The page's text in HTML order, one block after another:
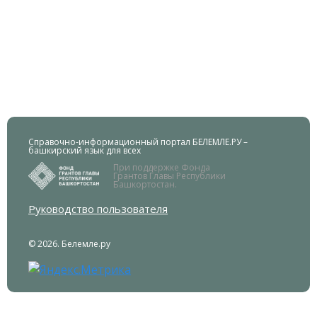
Справочно-информационный портал БЕЛЕМЛЕ.РУ –
башкирский язык для всех
При поддержке Фонда
Грантов Главы Республики
Башкортостан.
Руководство пользователя
© 2026. Белемле.ру